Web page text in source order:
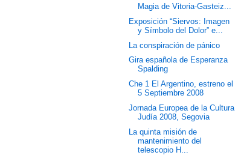
Magia de Vitoria-Gasteiz...
Exposición “Siervos: Imagen
y Símbolo del Dolor” e...
La conspiración de pánico
Gira española de Esperanza
Spalding
Che 1 El Argentino, estreno el
5 Septiembre 2008
Jornada Europea de la Cultura
Judía 2008, Segovia
La quinta misión de
mantenimiento del
telescopio H...